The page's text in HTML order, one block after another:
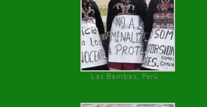
Las Bambas, Perú